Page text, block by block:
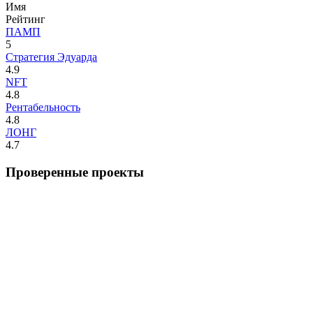
Имя
Рейтинг
ПАМП
5
Стратегия Эдуарда
4.9
NFT
4.8
Рентабельность
4.8
ЛОНГ
4.7
Проверенные проекты